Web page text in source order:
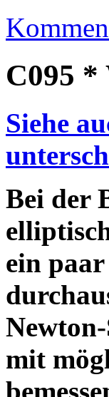
C095 *
Siehe
Bei der
ein
mit